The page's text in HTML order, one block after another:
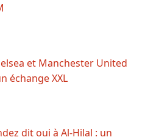
et Manchester United
échange XXL
dit oui à Al-Hilal : un